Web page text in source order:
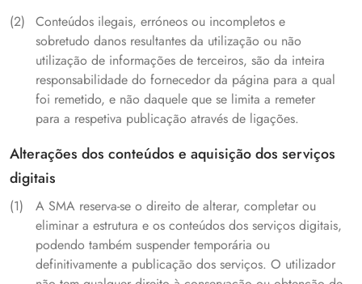
Conteúdos ilegais, erróneos ou incompletos e
sobretudo danos resultantes da utilização ou não
utilização de informações de terceiros, são da inteira
responsabilidade do fornecedor da página para a qual
foi remetido, e não daquele que se limita a remeter
para a respetiva publicação através de ligações.
Alterações dos conteúdos e aquisição dos serviços
digitais
A SMA reserva-se o direito de alterar, completar ou
eliminar a estrutura e os conteúdos dos serviços digitais,
podendo também suspender temporária ou
definitivamente a publicação dos serviços. O utilizador